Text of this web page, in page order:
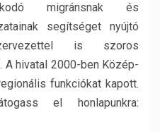
migránsnak és
segítséget nyújtó
is szoros
hivatal 2000-ben Közép-
funkciókat kapott.
el honlapunkra: